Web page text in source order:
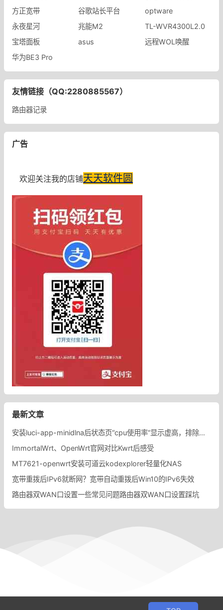
方正宽带
谷歌站长平台
optware
永夜星河
兆能M2
​TL-WVR4300L2.0
宝塔面板
asus
远程WOL唤醒
华为BE3 Pro
友情链接（QQ:2280885567）
路由器记录
广告
欢迎关注我的店铺天天软件圆
最新文章
安装luci-app-minidlna后状态页“cpu使用率“显示虚高，排除过程记录。
ImmortalWrt、OpenWrt官网对比Kwrt后感受
MT7621-openwrt安装可道云kodexplorer轻量化NAS
宽带重拨后IPv6就断网？宽带自动重拨后Win10的IPv6失效
路由器双WAN口设置一些常见问题路由器双WAN口设置踩坑